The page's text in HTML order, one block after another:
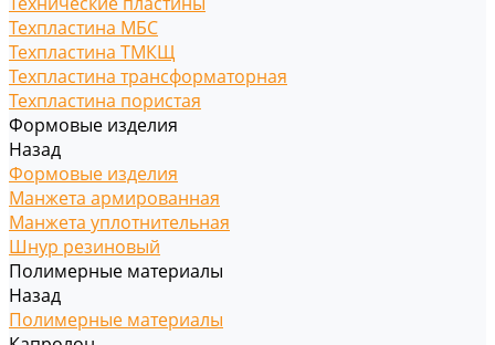
Техпластина МБС
Техпластина ТМКЩ
Техпластина трансформаторная
Техпластина пористая
Формовые изделия
Назад
Формовые изделия
Манжета армированная
Манжета уплотнительная
Шнур резиновый
Полимерные материалы
Назад
Полимерные материалы